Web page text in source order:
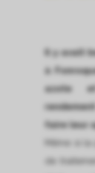
Il y avait
à
azote
faire leur
Même si
de